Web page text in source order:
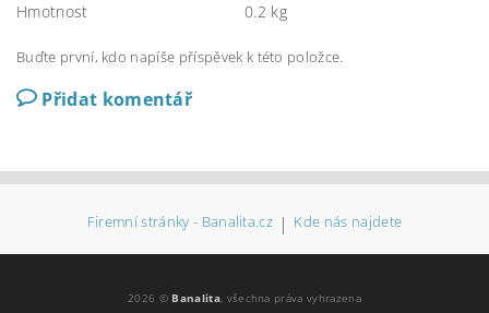
Hmotnost 0.2 kg
Buďte první, kdo napíše příspěvek k této položce.
Přidat komentář
Firemní stránky - Banalita.cz | Kde nás najdete
2026 © Banalita, všechna práva vyhrazena